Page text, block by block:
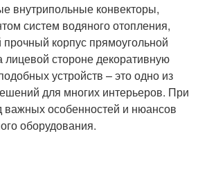
внутрипольные конвекторы,
систем водяного отопления,
корпус прямоугольной
стороне декоративную
устройств – это одно из
для многих интерьеров. При
важных особенностей и нюансов
оборудования.